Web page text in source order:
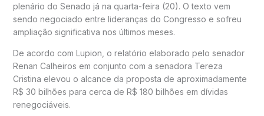
plenário do Senado já na quarta-feira (20). O texto vem
sendo negociado entre lideranças do Congresso e sofreu
ampliação significativa nos últimos meses.
De acordo com Lupion, o relatório elaborado pelo senador
Renan Calheiros em conjunto com a senadora Tereza
Cristina elevou o alcance da proposta de aproximadamente
R$ 30 bilhões para cerca de R$ 180 bilhões em dívidas
renegociáveis.